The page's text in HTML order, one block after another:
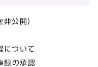
公開）
ついて
の承認